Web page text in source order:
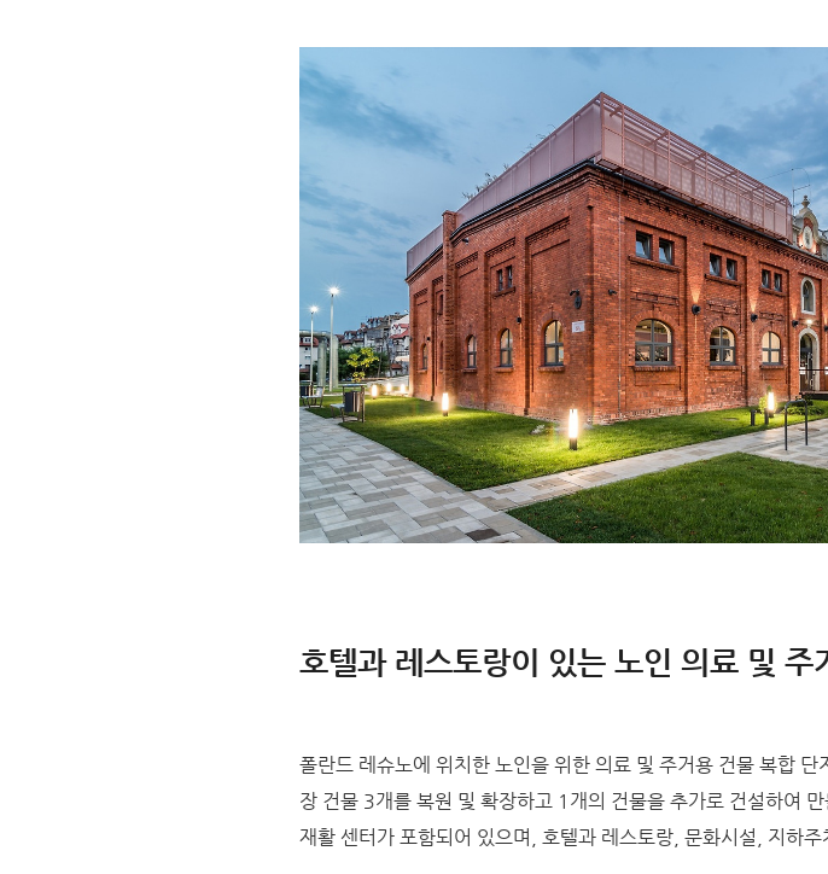
호텔과 레스토랑이 있는 노인 의료 및 주
폴란드 레슈노에 위치한 노인을 위한 의료 및 주거용 건물 복합
장 건물 3개를 복원 및 확장하고 1개의 건물을 추가로 건설하여
재활 센터가 포함되어 있으며, 호텔과 레스토랑, 문화시설, 지하